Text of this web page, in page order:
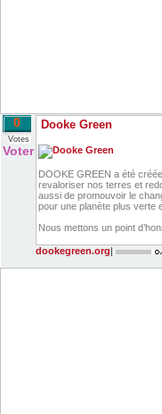
0
Votes
Voter
Dooke Green
DOOKE GREEN a été
revaloriser nos terres et
aussi de promouvoir le
pour une planète plus verte
Nous mettons un point
dookegreen.org|